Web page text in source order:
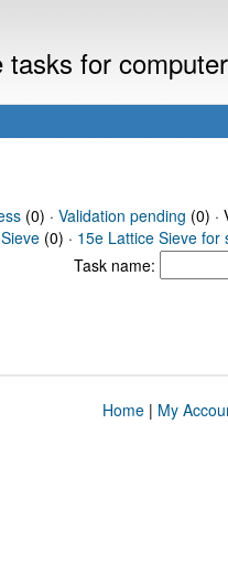
for
(0) · Validation pending (0) ·
(0) · 15e Lattice Sieve for
Task name:
Home| My